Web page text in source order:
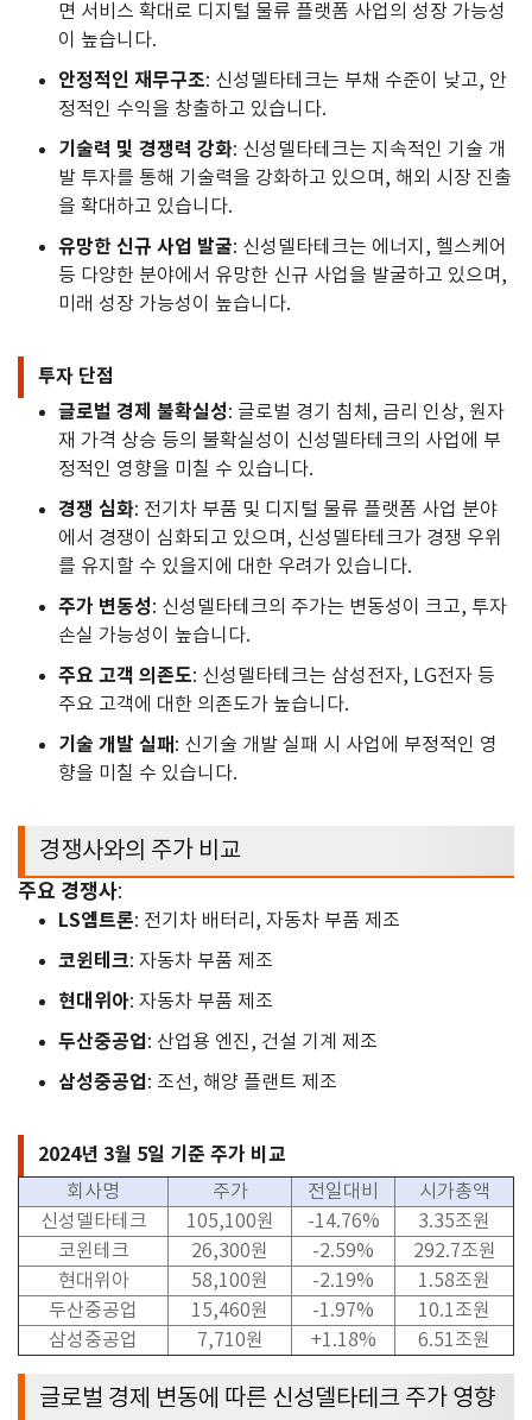
면 서비스 확대로 디지털 물류 플랫폼 사업의 성장 가능성
이 높습니다.
안정적인 재무구조: 신성델타테크는 부채 수준이 낮고, 안
정적인 수익을 창출하고 있습니다.
기술력 및 경쟁력 강화: 신성델타테크는 지속적인 기술 개
발 투자를 통해 기술력을 강화하고 있으며, 해외 시장 진출
을 확대하고 있습니다.
유망한 신규 사업 발굴: 신성델타테크는 에너지, 헬스케어
등 다양한 분야에서 유망한 신규 사업을 발굴하고 있으며,
미래 성장 가능성이 높습니다.
투자 단점
글로벌 경제 불확실성: 글로벌 경기 침체, 금리 인상, 원자
재 가격 상승 등의 불확실성이 신성델타테크의 사업에 부
정적인 영향을 미칠 수 있습니다.
경쟁 심화: 전기차 부품 및 디지털 물류 플랫폼 사업 분야
에서 경쟁이 심화되고 있으며, 신성델타테크가 경쟁 우위
를 유지할 수 있을지에 대한 우려가 있습니다.
주가 변동성: 신성델타테크의 주가는 변동성이 크고, 투자
손실 가능성이 높습니다.
주요 고객 의존도: 신성델타테크는 삼성전자, LG전자 등
주요 고객에 대한 의존도가 높습니다.
기술 개발 실패 : 신기술 개발 실패 시 사업에 부정적인 영
향을 미칠 수 있습니다.
경쟁사와의 주가 비교
주요 경쟁사:
LS엠트론: 전기차 배터리, 자동차 부품 제조
코윈테크: 자동차 부품 제조
현대위아: 자동차 부품 제조
두산중공업 : 산업용 엔진, 건설 기계 제조
삼성중공업 : 조선, 해양 플랜트 제조
2024년 3월 5일 기준 주가 비교
회사명 주가 전일대비
시가총액
신성델타테크
105,100원 -14.76% 3.35조원
코윈테크
26,300원 -2.59% 292.7조원
현대위아
58,100원 -2.19% 1.58조원
두산중공업
15,460원 -1.97% 10.1조원
삼성중공업
7,710원 +1.18% 6.51조원
글로벌 경제 변동에 따른 신성델타테크 주가 영향